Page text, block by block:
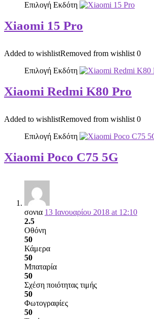
Επιλογή Εκδότη
Xiaomi 15 Pro
Added to wishlistRemoved from wishlist 0
Επιλογή Εκδότη
Xiaomi Redmi K80 Pro
Added to wishlistRemoved from wishlist 0
Επιλογή Εκδότη
Xiaomi Poco C75 5G
σονια 13 Ιανουαρίου 2018 at 12:10
2.5
Οθόνη
50
Κάμερα
50
Μπαταρία
50
Σχέση ποιότητας τιμής
50
Φωτογραφίες
50